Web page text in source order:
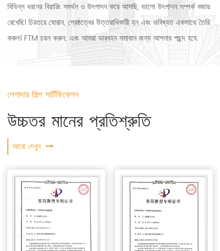
বিভিন্ন ধরনের বিয়ারিং সমর্থন ও উৎপাদন করে আসছি, ভালো উৎপাদন সম্পর্ক বজায়
রেখেছি। চিরতরে ঘোরান, শ্রেষ্ঠত্বের উত্তরাধিকারী হন এবং ভবিষ্যত একসাথে তৈরি
করুন। FTM চয়ন করুন, এবং আমরা ভারবহন সমাধান জন্য আপনার পছন্দ হবে.
পেশাদার শিল্প সার্টিফিকেশন
উচ্চতর মানের প্রতিশ্রুতি
আরো দেখুন